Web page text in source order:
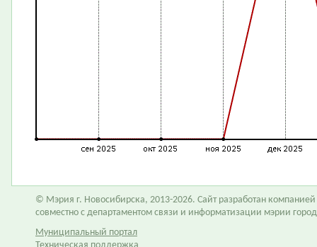
© Мэрия г. Новосибирска, 2013-2026. Сайт разработан компанией
совместно с департаментом связи и информатизации мэрии
Муниципальный портал